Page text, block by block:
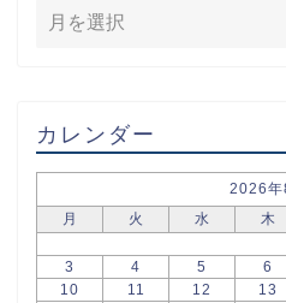
カレンダー
2026年
月
火 水 木
3
4 5 6
10
11 12 13